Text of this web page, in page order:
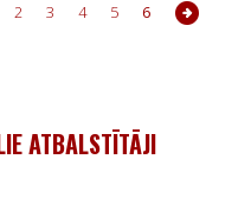
2 3 4 5 6
ATBALSTĪTĀJI